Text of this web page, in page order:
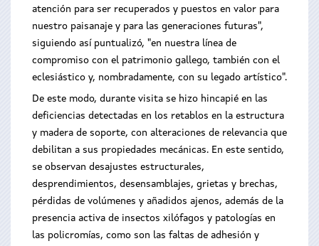
atención para ser recuperados y puestos en valor para
nuestro paisanaje y para las generaciones futuras",
siguiendo así puntualizó, "en nuestra línea de
compromiso con el patrimonio gallego, también con el
eclesiástico y, nombradamente, con su legado artístico".
De este modo, durante visita se hizo hincapié en las
deficiencias detectadas en los retablos en la estructura
y madera de soporte, con alteraciones de relevancia que
debilitan a sus propiedades mecánicas. En este sentido,
se observan desajustes estructurales,
desprendimientos, desensamblajes, grietas y brechas,
pérdidas de volúmenes y añadidos ajenos, además de la
presencia activa de insectos xilófagos y patologías en
las policromías, como son las faltas de adhesión y